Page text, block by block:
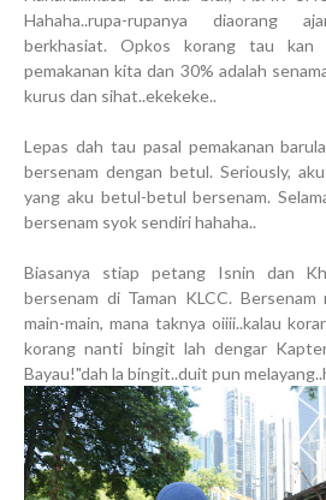
Hahaha..rupa-rupanya diaorang
berkhasiat. Opkos korang tau kan
pemakanan kita dan 30% adalah
kurus dan sihat..ekekeke..
Lepas dah tau pasal pemakanan
bersenam dengan betul. Seriously,
yang aku betul-betul bersenam.
bersenam syok sendiri hahaha..
Biasanya stiap petang Isnin dan
bersenam di Taman KLCC. Bersenam
main-main, mana taknya oiiii..kalau
korang nanti bingit lah dengar
Bayau!"dah la bingit..duit pun